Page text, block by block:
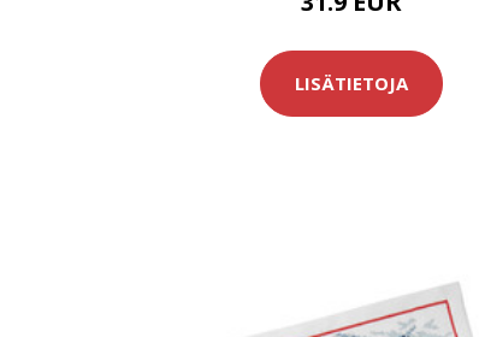
LISÄTIETOJA